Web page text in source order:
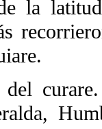
la
del